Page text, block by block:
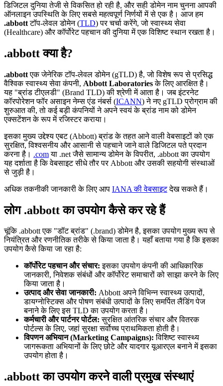
डिजिटल दुनिया तेजी से विकसित हो रही है, और सही डोमेन नाम चुनना आपकी
ऑनलाइन उपस्थिति के लिए सबसे महत्वपूर्ण निर्णयों में से एक है। आज हम
.abbottटॉप-लेवल डोमेन (TLD) पर चर्चा करेंगे, जो स्वास्थ्य सेवा
(Healthcare) और कॉर्पोरेट पहचान की दुनिया में एक विशिष्ट स्थान रखता है।
.abbott क्या है?
.abbottएक जेनेरिक टॉप-लेवल डोमेन (gTLD) है, जो विशेष रूप से प्रसिद्ध
वैश्विक स्वास्थ्य सेवा कंपनी, Abbott Laboratoriesके लिए आरक्षित है।
यह "ब्रांड टीएलडी" (Brand TLD) की श्रेणी में आता है। जब इंटरनेट
कॉरपोरेशन फॉर असाइन नेम्स एंड नंबर्स (ICANN) ने नए gTLD प्रोग्राम की
शुरुआत की, तो कई बड़ी कंपनियों ने अपने स्वयं के ब्रांड नाम को डोमेन
एक्सटेंशन के रूप में रजिस्टर कराया।
इसका मुख्य उद्देश्य एबट (Abbott) ब्रांड के तहत आने वाली वेबसाइटों को एक
सुरक्षित, विश्वसनीय और आसानी से पहचाने जाने वाले डिजिटल पते प्रदान
करना है। .comया .net जैसे सामान्य डोमेन के विपरीत, .abbott का उपयोग
यह दर्शाता है कि वेबसाइट सीधे तौर पर Abbott और उसकी सहयोगी संस्थाओं
से जुड़ी है।
अधिक तकनीकी जानकारी के लिए आप IANA की वेबसाइटदेख सकते हैं।
लोग .abbott का उपयोग कैसे कर रहे हैं
चूंकि .abbott एक "डॉट ब्रांड" (.brand) डोमेन है, इसका उपयोग मुख्य रूप से
नियंत्रित और रणनीतिक तरीके से किया जाता है। यहाँ बताया गया है कि इसका
उपयोग कैसे किया जा रहा है:
कॉर्पोरेट पहचान और संचार: इसका उपयोग कंपनी की आधिकारिक
जानकारी, निवेशक संबंधों और कॉर्पोरेट समाचारों को साझा करने के लिए
किया जाता है।
उत्पाद और सेवा जानकारी: Abbott अपने विभिन्न स्वास्थ्य उत्पादों,
डायग्नोस्टिक्स और पोषण संबंधी उत्पादों के लिए समर्पित लैंडिंग पेज
बनाने के लिए इस TLD का उपयोग करता है।
कर्मचारी और पार्टनर पोर्टल: सुरक्षित आंतरिक संचार और वितरक
पोर्टल्स के लिए, जहां सुरक्षा सर्वोच्च प्राथमिकता होती है।
विपणन अभियान (Marketing Campaigns): विशिष्ट स्वास्थ्य
जागरूकता अभियानों के लिए छोटे और यादगार यूआरएल बनाने में इसका
उपयोग होता है।
.abbott का उपयोग करने वाली प्रमुख संस्थाएं